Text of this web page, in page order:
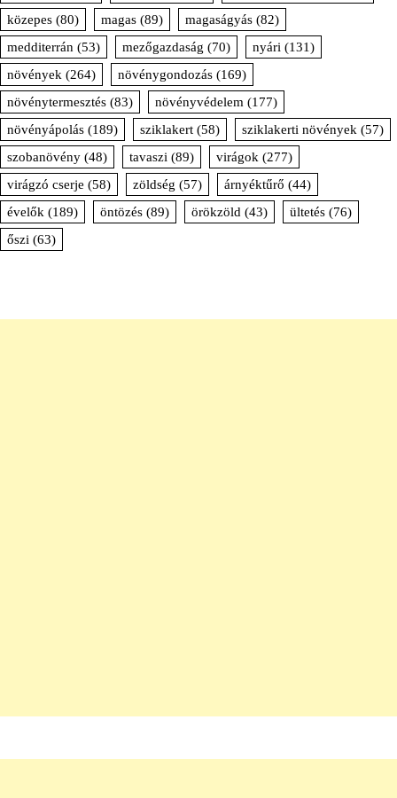
közepes (80) magas (89) magaságyás (82)
medditerrán (53) mezőgazdaság (70) nyári (131)
növények (264) növénygondozás (169)
növénytermesztés (83) növényvédelem (177)
növényápolás (189) sziklakert (58) sziklakerti növények (57)
szobanövény (48) tavaszi (89) virágok (277)
virágzó cserje (58) zöldség (57) árnyéktűrő (44)
évelők (189) öntözés (89) örökzöld (43) ültetés (76)
őszi (63)